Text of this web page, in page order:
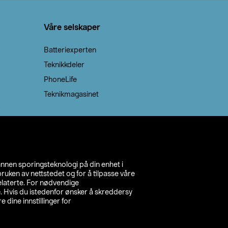
sporingsteknologi på din enhet i
av nettstedet og for å tilpasse våre
For nødvendige
Hvis du istedenfor ønsker å skreddersy
dine innstillinger for
Våre selskaper
Batteriexperten
Teknikkdeler
PhoneLife
Teknikmagasinet